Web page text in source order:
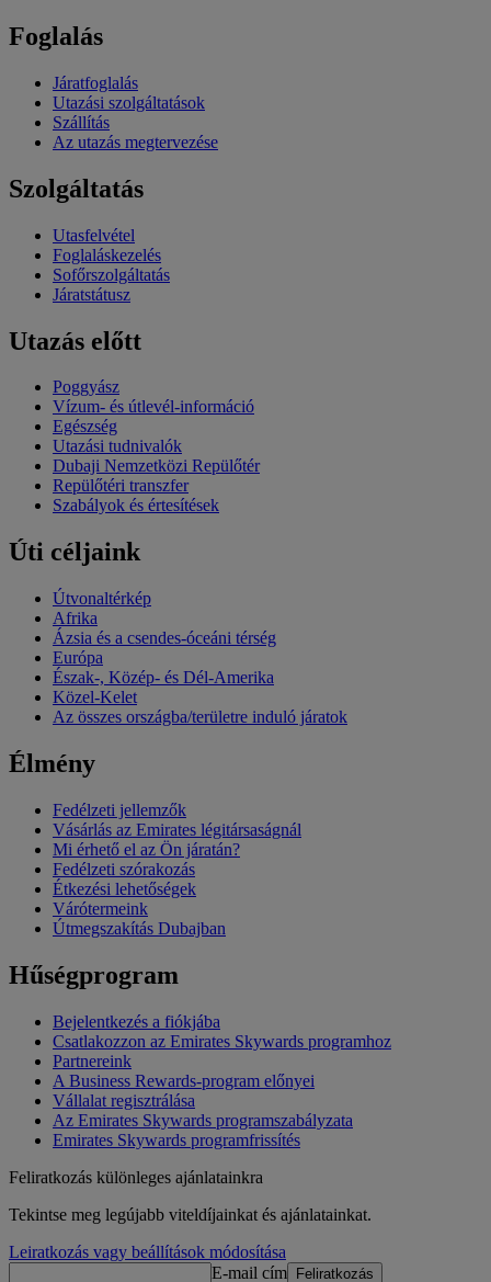
Foglalás
Járatfoglalás
Utazási szolgáltatások
Szállítás
Az utazás megtervezése
Szolgáltatás
Utasfelvétel
Foglaláskezelés
Sofőrszolgáltatás
Járatstátusz
Utazás előtt
Poggyász
Vízum- és útlevél-információ
Egészség
Utazási tudnivalók
Dubaji Nemzetközi Repülőtér
Repülőtéri transzfer
Szabályok és értesítések
Úti céljaink
Útvonaltérkép
Afrika
Ázsia és a csendes-óceáni térség
Európa
Észak-, Közép- és Dél-Amerika
Közel-Kelet
Az összes országba/területre induló járatok
Élmény
Fedélzeti jellemzők
Vásárlás az Emirates légitársaságnál
Mi érhető el az Ön járatán?
Fedélzeti szórakozás
Étkezési lehetőségek
Várótermeink
Útmegszakítás Dubajban
Hűségprogram
Bejelentkezés a fiókjába
Csatlakozzon az Emirates Skywards programhoz
Partnereink
A Business Rewards-program előnyei
Vállalat regisztrálása
Az Emirates Skywards programszabályzata
Emirates Skywards programfrissítés
Feliratkozás különleges ajánlatainkra
Tekintse meg legújabb viteldíjainkat és ajánlatainkat.
Leiratkozás vagy beállítások módosítása
E-mail cím
Feliratkozás